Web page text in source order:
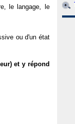
le langage, le
ou d'un état
et y répond